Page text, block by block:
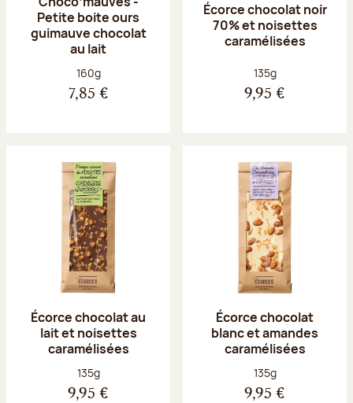
Petite boite ours
guimauve chocolat
au lait
Poids net :
160g
7,85 €
Écorce chocolat noir
70% et noisettes
caramélisées
Poids net :
135g
9,95 €
Écorce chocolat au
lait et noisettes
caramélisées
Poids net :
135g
9,95 €
Écorce chocolat
blanc et amandes
caramélisées
Poids net :
135g
9,95 €